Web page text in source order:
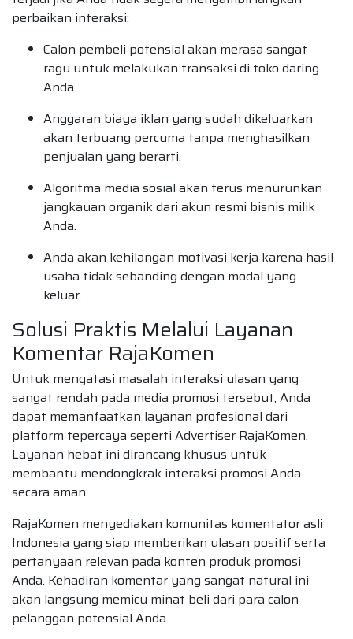
perbaikan interaksi:
Calon pembeli potensial akan merasa sangat
ragu untuk melakukan transaksi di toko daring
Anda.
Anggaran biaya iklan yang sudah dikeluarkan
akan terbuang percuma tanpa menghasilkan
penjualan yang berarti.
Algoritma media sosial akan terus menurunkan
jangkauan organik dari akun resmi bisnis milik
Anda.
Anda akan kehilangan motivasi kerja karena hasil
usaha tidak sebanding dengan modal yang
keluar.
Solusi Praktis Melalui Layanan
Komentar RajaKomen
Untuk mengatasi masalah interaksi ulasan yang
sangat rendah pada media promosi tersebut, Anda
dapat memanfaatkan layanan profesional dari
platform tepercaya seperti Advertiser RajaKomen.
Layanan hebat ini dirancang khusus untuk
membantu mendongkrak interaksi promosi Anda
secara aman.
RajaKomen menyediakan komunitas komentator asli
Indonesia yang siap memberikan ulasan positif serta
pertanyaan relevan pada konten produk promosi
Anda. Kehadiran komentar yang sangat natural ini
akan langsung memicu minat beli dari para calon
pelanggan potensial Anda.